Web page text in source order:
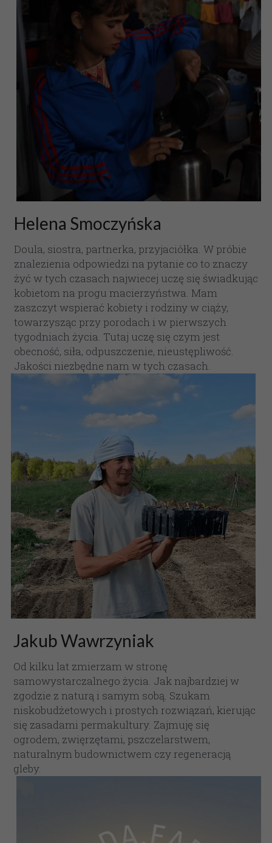
Helena Smoczyńska
Doula, siostra, partnerka, przyjaciółka. W próbie
znalezienia odpowiedzi na pytanie co to znaczy
żyć w tych czasach najwiecej uczę się świadkując
kobietom na progu macierzyństwa. Mam
zaszczyt wspierać kobiety i rodziny w ciąży,
towarzysząc przy porodach i w pierwszych
tygodniach życia. Tutaj uczę się czym jest
obecność, siła, odpuszczenie, nieustępliwość.
Jakości niezbędne nam w tych czasach.
Jakub Wawrzyniak
Od kilku lat zmierzam w stronę
samowystarczalnego życia. Jak najbardziej w
zgodzie z naturą i samym sobą. Szukam
niskobudżetowych i prostych rozwiązań, kierując
się zasadami permakultury. Zajmuję się
ogrodem, zwięrzętami, pszczelarstwem,
naturalnym budownictwem czy regeneracją
gleby.